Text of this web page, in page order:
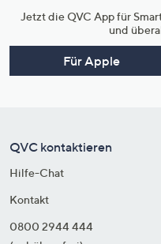
Jetzt die QVC App für
und
Für Apple
QVC kontaktieren
Hilfe-Chat
Kontakt
0800 2944 444